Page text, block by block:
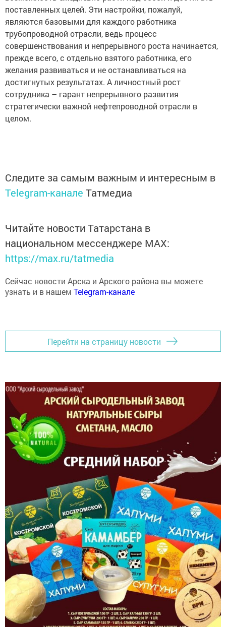
поставленных целей. Эти настройки, пожалуй,
являются базовыми для каждого работника
трубопроводной отрасли, ведь процесс
совершенствования и непрерывного роста начинается,
прежде всего, с отдельно взятого работника, его
желания развиваться и не останавливаться на
достигнутых результатах. А личностный рост
сотрудника – гарант непрерывного развития
стратегически важной нефтепроводной отрасли в
целом.
Следите за самым важным и интересным в
Telegram-канале Татмедиа
Читайте новости Татарстана в
национальном мессенджере MАХ:
https://max.ru/tatmedia
Сейчас новости Арска и Арского района вы можете
узнать и в нашемTelegram-канале
Перейти на страницу новости